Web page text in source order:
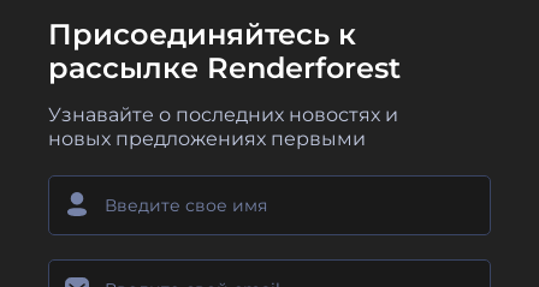
Присоединяйтесь к
рассылке Renderforest
Узнавайте о последних новостях и
новых предложениях первыми